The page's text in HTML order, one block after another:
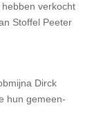
verkocht
Stoffel Peeter
Dirck
hun gemeen­